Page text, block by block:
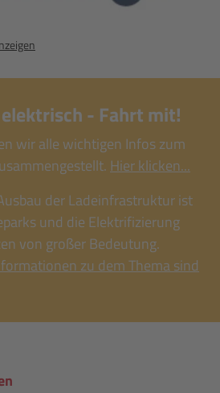
- Fahrt mit!
wir alle wichtigen Infos zum
Hier klicken...
der Ladeinfrastruktur ist
und die Elektrifizierung
von großer Bedeutung.
zu dem Thema sind